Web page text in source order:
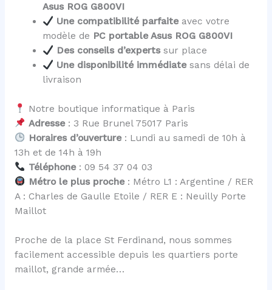
Asus ROG G800VI
Une compatibilité parfaiteavec votre
modèle de PC portable Asus ROG G800VI
Des conseils d’expertssur place
Une disponibilité immédiatesans délai de
livraison
Notre boutique informatique à Paris
Adresse: 3 Rue Brunel 75017 Paris
Horaires d’ouverture: Lundi au samedi de 10h à
13h et de 14h à 19h
Téléphone: 09 54 37 04 03
Métro le plus proche: Métro L1 : Argentine / RER
A : Charles de Gaulle Etoile / RER E : Neuilly Porte
Maillot
Proche de la place St Ferdinand, nous sommes
facilement accessible depuis les quartiers porte
maillot, grande armée…